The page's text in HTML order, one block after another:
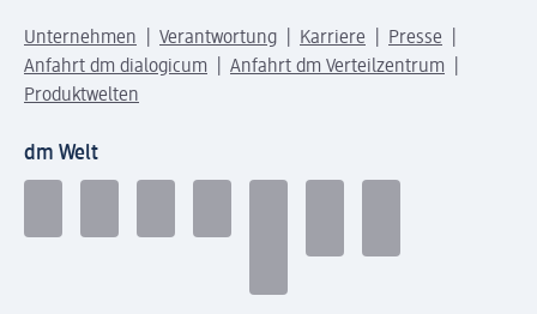
Unternehmen Verantwortung Karriere
Presse
Anfahrt dm dialogicum
Anfahrt dm Verteilzentrum
Produktwelten
dm Welt